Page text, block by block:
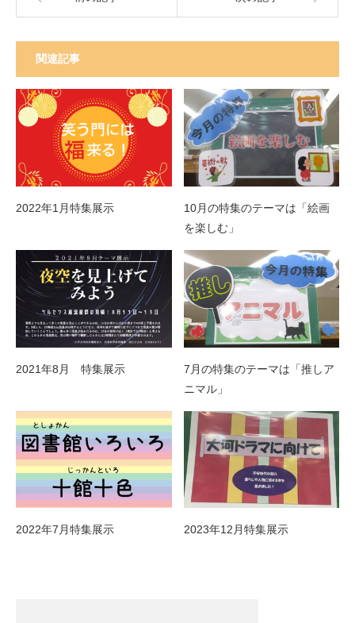
関連記事
2022年1月特集展示
10月の特集のテーマは「絵画
を楽しむ」
2021年8月 特集展示
7月の特集のテーマは「推しア
ニマル」
2022年7月特集展示 2023年12月特集展示